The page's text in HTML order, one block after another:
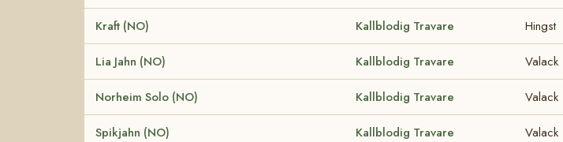
Kraft (NO) Kallblodig Travare Hingst
Lia Jahn (NO) Kallblodig Travare Valack
Norheim Solo (NO) Kallblodig Travare Valack
Spikjahn (NO) Kallblodig Travare Valack